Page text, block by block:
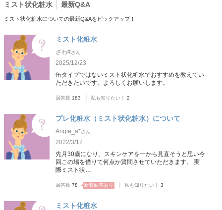
ミスト状化粧水 最新Q&A
ミスト状化粧水についての最新Q&Aをピックアップ！
ミスト化粧水
ざわ#さん
2025/12/23
缶タイプではないミスト状化粧水でおすすめを教えてい
ただきたいです。よろしくお願いします。
回答数 183 | 私も知りたい！ 2
プレ化粧水（ミスト状化粧水）について
Angie_a*さん
2022/3/12
先月30歳になり、スキンケアを一から見直そうと思い今
回この場を借りて何点か質問させていただきます。 実
際ミスト状…
回答数 78 新着回答あり | 私も知りたい！ 3
ミスト化粧水